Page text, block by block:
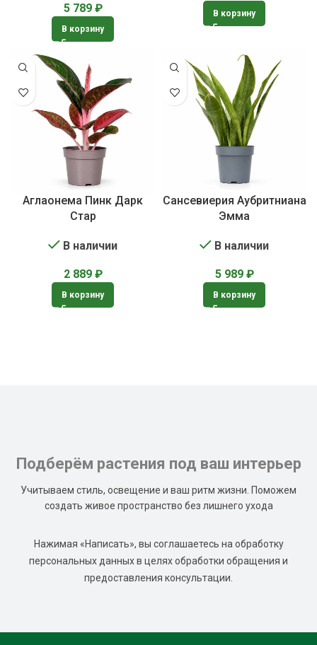
5 789 ₽
В корзину
В корзину
Аглаонема Пинк Дарк
Стар
В наличии
2 889 ₽
В корзину
Сансевиерия Аубритниана
Эмма
В наличии
5 989 ₽
В корзину
Подберём растения под ваш интерьер
Учитываем стиль, освещение и ваш ритм жизни. Поможем
создать живое пространство без лишнего ухода
Нажимая «Написать», вы соглашаетесь на обработку
персональных данных в целях обработки обращения и
предоставления консультации.